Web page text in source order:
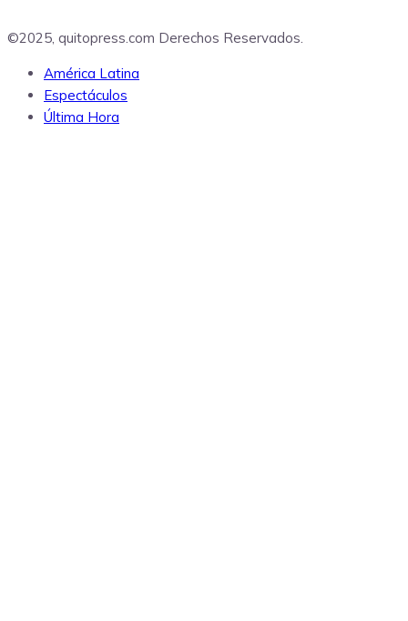
©2025, quitopress.com Derechos Reservados.
América Latina
Espectáculos
Última Hora